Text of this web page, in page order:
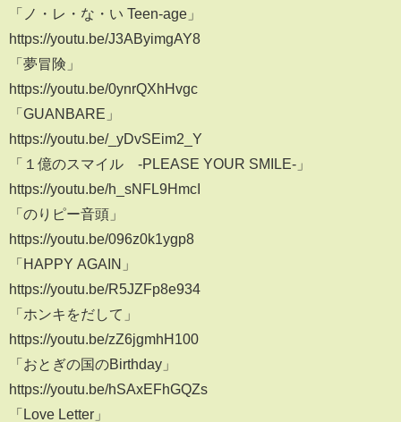
「ノ・レ・な・い Teen-age」
https://youtu.be/J3AByimgAY8
「夢冒険」
https://youtu.be/0ynrQXhHvgc
「GUANBARE」
https://youtu.be/_yDvSEim2_Y
「１億のスマイル -PLEASE YOUR SMILE-」
https://youtu.be/h_sNFL9HmcI
「のりピー音頭」
https://youtu.be/096z0k1ygp8
「HAPPY AGAIN」
https://youtu.be/R5JZFp8e934
「ホンキをだして」
https://youtu.be/zZ6jgmhH100
「おとぎの国のBirthday」
https://youtu.be/hSAxEFhGQZs
「Love Letter」